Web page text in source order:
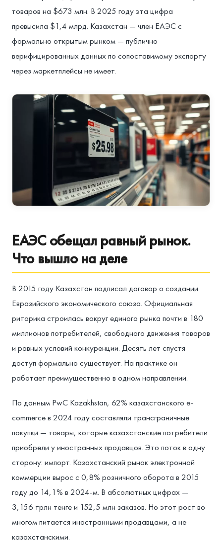
товаров на $673 млн. В 2025 году эта цифра
превысила $1,4 млрд. Казахстан — член ЕАЭС с
формально открытым рынком — публично
верифицированных данных по сопоставимому экспорту
через маркетплейсы не имеет.
ЕАЭС обещал равный рынок.
Что вышло на деле
В 2015 году Казахстан подписал договор о создании
Евразийского экономического союза. Официальная
риторика строилась вокруг единого рынка почти в 180
миллионов потребителей, свободного движения товаров
и равных условий конкуренции. Десять лет спустя
доступ формально существует. На практике он
работает преимущественно в одном направлении.
По данным PwC Kazakhstan, 62% казахстанского e-
commerce в 2024 году составляли трансграничные
покупки — товары, которые казахстанские потребители
приобрели у иностранных продавцов. Это поток в одну
сторону: импорт. Казахстанский рынок электронной
коммерции вырос с 0,8% розничного оборота в 2015
году до 14,1% в 2024-м. В абсолютных цифрах —
3,156 трлн тенге и 152,5 млн заказов. Но этот рост во
многом питается иностранными продавцами, а не
казахстанскими.